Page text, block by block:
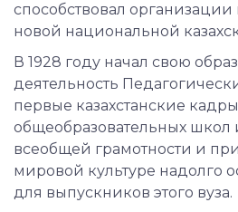
способствовал организации
новой национальной
В 1928 году начал свою
деятельность
первые казахстанские
общеобразовательных школ
всеобщей грамотности и
мировой культуре надолго
для выпускников этого вуза.